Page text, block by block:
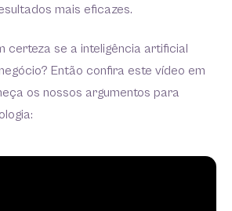
mais eficazes.
certeza se a inteligência artificial
Então confira este vídeo em
os nossos argumentos para